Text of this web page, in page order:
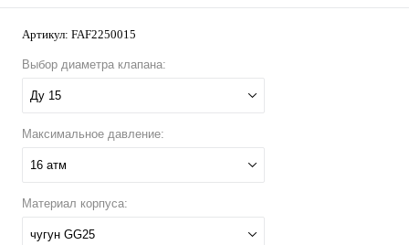
Артикул: FAF2250015
Выбор диаметра клапана:
Ду 15
Максимальное давление:
16 атм
Материал корпуса:
чугун GG25